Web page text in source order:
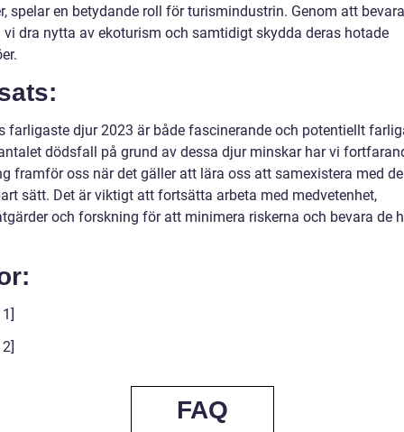
spelar en betydande roll för turismindustrin. Genom att
vi dra nytta av ekoturism och samtidigt skydda deras hotade
farligaste djur 2023 är både fascinerande och potentiellt
dödsfall på grund av dessa djur minskar har vi
framför oss när det gäller att lära oss att samexistera med
sätt. Det är viktigt att fortsätta arbeta med medvetenhet,
och forskning för att minimera riskerna och bevara de
FAQ